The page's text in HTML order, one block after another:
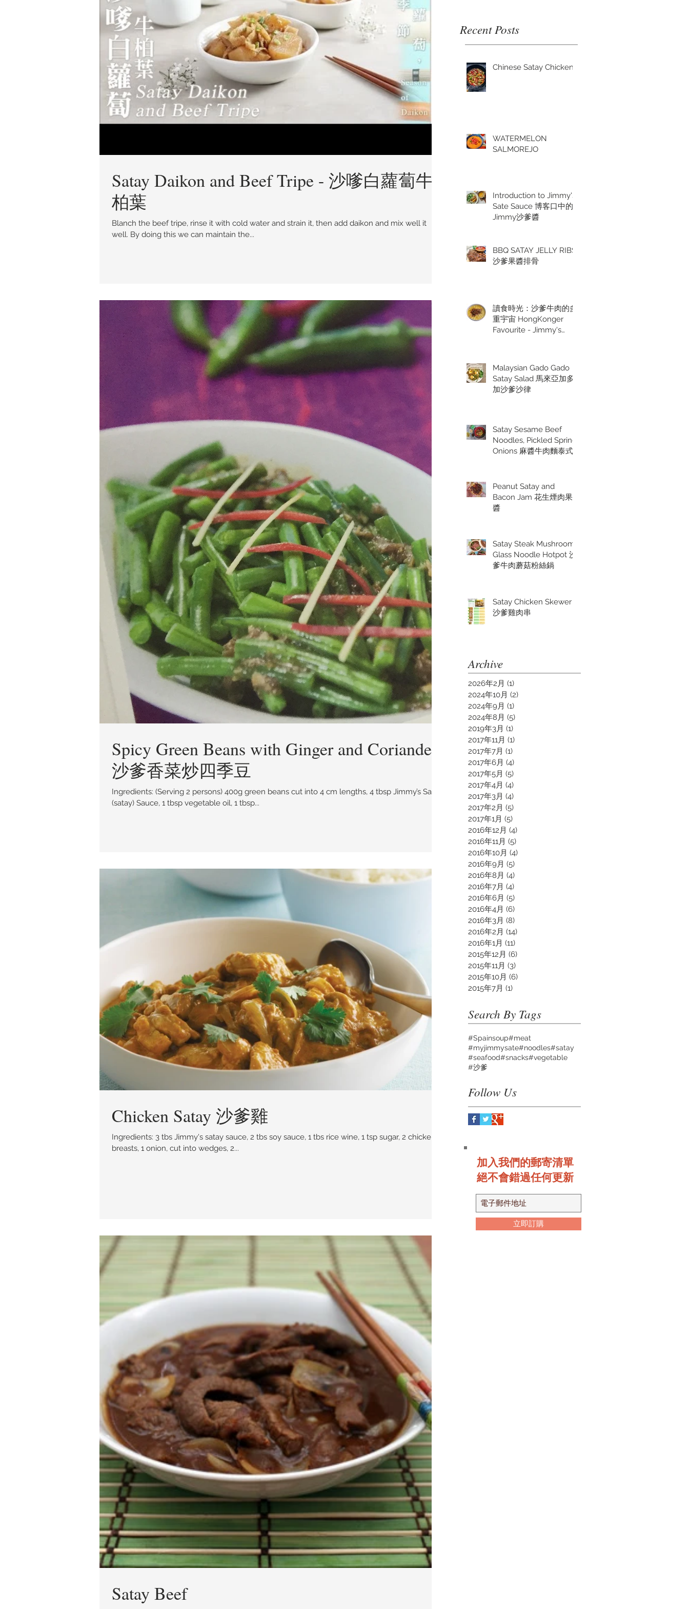
Satay Daikon and Beef Tripe - 沙嗲白蘿蔔牛
柏葉
Blanch the beef tripe, rinse it with cold water and strain it, then add daikon and mix well it
well. By doing this we can maintain the...
Spicy Green Beans with Ginger and Coriander
沙爹香菜炒四季豆
Ingredients: (Serving 2 persons) 400g green beans cut into 4 cm lengths, 4 tbsp Jimmy’s Sate
(satay) Sauce, 1 tbsp vegetable oil, 1 tbsp...
Chicken Satay 沙爹雞
Ingredients: 3 tbs Jimmy's satay sauce, 2 tbs soy sauce, 1 tbs rice wine, 1 tsp sugar, 2 chicken
breasts, 1 onion, cut into wedges, 2...
Satay Beef
Recent Posts
Chinese Satay Chicken
WATERMELON
SALMOREJO
Introduction to Jimmy's
Sate Sauce 博客口中的
Jimmy沙爹醬
BBQ SATAY JELLY RIBS
沙爹果醬排骨
讀食時光：沙爹牛肉的多
重宇宙 HongKonger
Favourite - Jimmy's
Malaysian Gado Gado
Satay Salad 馬來亞加多
加沙爹沙律
Satay Sesame Beef
Noodles, Pickled Spring
Onions 麻醬牛肉麵泰式
Peanut Satay and
Bacon Jam 花生煙肉果
醬
Satay Steak Mushrooms
Glass Noodle Hotpot 沙
爹牛肉蘑菇粉絲鍋
Satay Chicken Skewer
沙爹雞肉串
Archive
2026年2月 (1)
2024年10月 (2)
2024年9月 (1)
2024年8月 (5)
2019年3月 (1)
2017年11月 (1)
2017年7月 (1)
2017年6月 (4)
2017年5月 (5)
2017年4月 (4)
2017年3月 (4)
2017年2月 (5)
2017年1月 (5)
2016年12月 (4)
2016年11月 (5)
2016年10月 (4)
2016年9月 (5)
2016年8月 (4)
2016年7月 (4)
2016年6月 (5)
2016年4月 (6)
2016年3月 (8)
2016年2月 (14)
2016年1月 (11)
2015年12月 (6)
2015年11月 (3)
2015年10月 (6)
2015年7月 (1)
Search By Tags
#Spainsoup#meat
#myjimmysate#noodles#satay
#seafood#snacks#vegetable
#沙爹
Follow Us
加入我們的郵寄清單
絕不會錯過任何更新
立即訂購